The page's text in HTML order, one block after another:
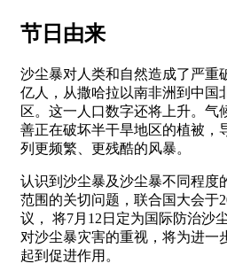
节日由来
沙尘暴对人类和自然造成了严重
亿人，从撒哈拉以南非洲到中国
区。这一人口数字还将上升。气
善正在破坏半干旱地区的植被，
列更频繁、更残酷的风暴。
认识到沙尘暴及沙尘暴不同程度
范围的关切问题，联合国大会于
议， 将7月12日定为国际防治沙
对沙尘暴灾害的重视，将为进一
起到促进作用。